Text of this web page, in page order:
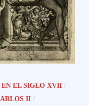
EL SIGLO XVII /
II /